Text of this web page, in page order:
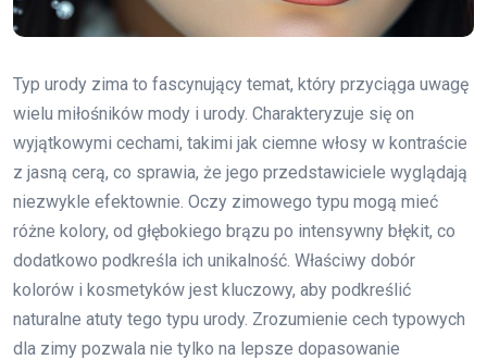
Typ urody zima to fascynujący temat, który przyciąga uwagę
wielu miłośników mody i urody. Charakteryzuje się on
wyjątkowymi cechami, takimi jak ciemne włosy w kontraście
z jasną cerą, co sprawia, że jego przedstawiciele wyglądają
niezwykle efektownie. Oczy zimowego typu mogą mieć
różne kolory, od głębokiego brązu po intensywny błękit, co
dodatkowo podkreśla ich unikalność. Właściwy dobór
kolorów i kosmetyków jest kluczowy, aby podkreślić
naturalne atuty tego typu urody. Zrozumienie cech typowych
dla zimy pozwala nie tylko na lepsze dopasowanie